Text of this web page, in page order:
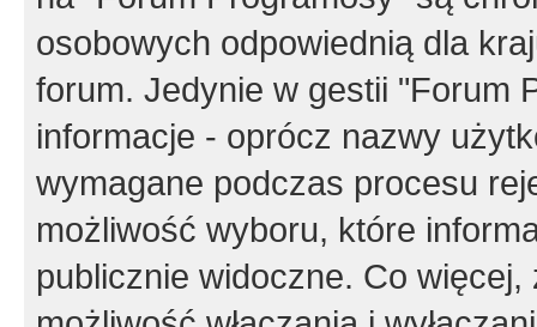
osobowych odpowiednią dla
forum. Jedynie w gestii "Forum
informacje - oprócz nazwy
wymagane podczas procesu
możliwość wyboru, które
publicznie widoczne. Co